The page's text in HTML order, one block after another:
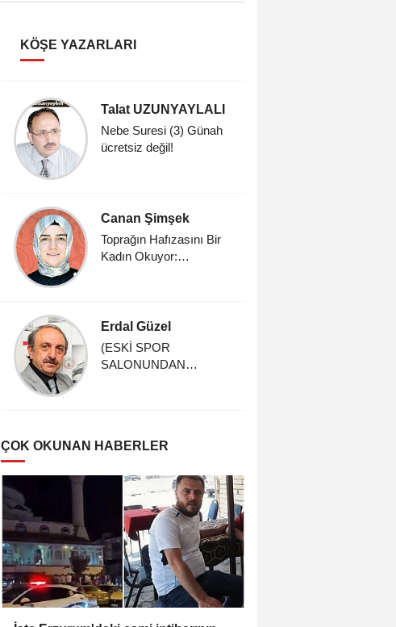
KÖŞE YAZARLARI
Talat UZUNYAYLALI
Nebe Suresi (3) Günah
ücretsiz değil!
Canan Şimşek
Toprağın Hafızasını Bir
Kadın Okuyor:
Erdal Güzel
(ESKİ SPOR
SALONUNDAN
ÇOK OKUNAN HABERLER